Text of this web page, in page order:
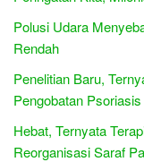
Polusi Udara
Rendah
Penelitian Baru,
Pengobatan Psoriasis
Hebat, Ternyata
Reorganisasi Saraf